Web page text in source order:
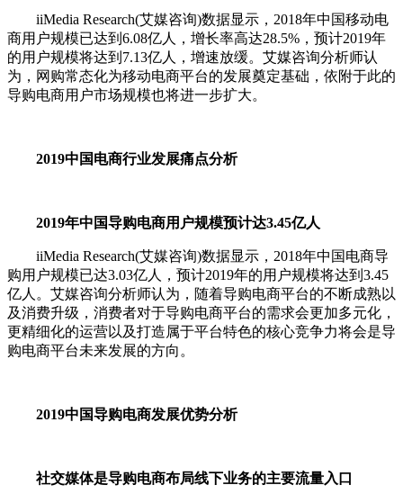
iiMedia Research(艾媒咨询)数据显示，2018年中国移动电
商用户规模已达到6.08亿人，增长率高达28.5%，预计2019年
的用户规模将达到7.13亿人，增速放缓。艾媒咨询分析师认
为，网购常态化为移动电商平台的发展奠定基础，依附于此的
导购电商用户市场规模也将进一步扩大。
2019中国电商行业发展痛点分析
2019年中国导购电商用户规模预计达3.45亿人
iiMedia Research(艾媒咨询)数据显示，2018年中国电商导
购用户规模已达3.03亿人，预计2019年的用户规模将达到3.45
亿人。艾媒咨询分析师认为，随着导购电商平台的不断成熟以
及消费升级，消费者对于导购电商平台的需求会更加多元化，
更精细化的运营以及打造属于平台特色的核心竞争力将会是导
购电商平台未来发展的方向。
2019中国导购电商发展优势分析
社交媒体是导购电商布局线下业务的主要流量入口